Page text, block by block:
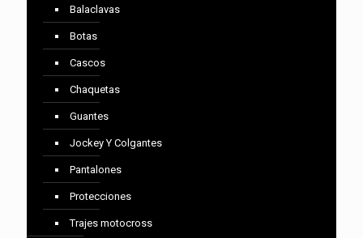
Balaclavas
Botas
Cascos
Chaquetas
Guantes
Jockey Y Colgantes
Pantalones
Protecciones
Trajes motocross